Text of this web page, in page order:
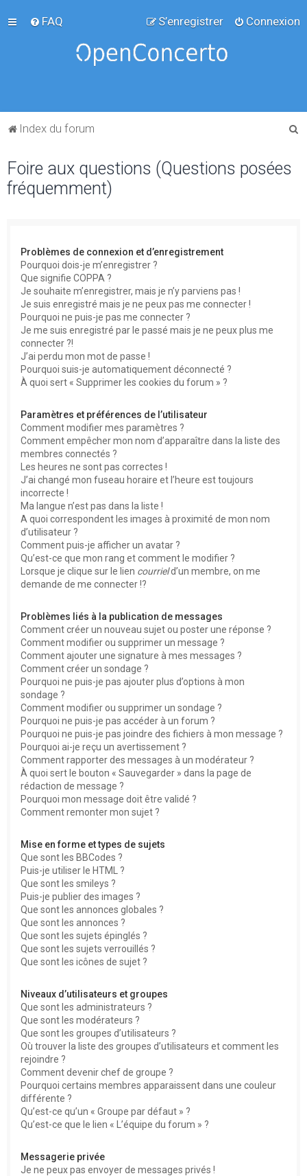
FAQ Connexion
S’enregistrer
Index du forum
Foire aux questions (Questions posées
fréquemment)
Problèmes de connexion et d’enregistrement
Pourquoi dois-je m’enregistrer ?
Que signifie COPPA ?
Je souhaite m’enregistrer, mais je n’y parviens pas !
Je suis enregistré mais je ne peux pas me connecter !
Pourquoi ne puis-je pas me connecter ?
Je me suis enregistré par le passé mais je ne peux plus me
connecter ?!
J’ai perdu mon mot de passe !
Pourquoi suis-je automatiquement déconnecté ?
À quoi sert « Supprimer les cookies du forum » ?
Paramètres et préférences de l’utilisateur
Comment modifier mes paramètres ?
Comment empêcher mon nom d’apparaître dans la liste des
membres connectés ?
Les heures ne sont pas correctes !
J’ai changé mon fuseau horaire et l’heure est toujours
incorrecte !
Ma langue n’est pas dans la liste !
A quoi correspondent les images à proximité de mon nom
d’utilisateur ?
Comment puis-je afficher un avatar ?
Qu’est-ce que mon rang et comment le modifier ?
Lorsque je clique sur le lien courrield’un membre, on me
demande de me connecter !?
Problèmes liés à la publication de messages
Comment créer un nouveau sujet ou poster une réponse ?
Comment modifier ou supprimer un message ?
Comment ajouter une signature à mes messages ?
Comment créer un sondage ?
Pourquoi ne puis-je pas ajouter plus d’options à mon
sondage ?
Comment modifier ou supprimer un sondage ?
Pourquoi ne puis-je pas accéder à un forum ?
Pourquoi ne puis-je pas joindre des fichiers à mon message ?
Pourquoi ai-je reçu un avertissement ?
Comment rapporter des messages à un modérateur ?
À quoi sert le bouton « Sauvegarder » dans la page de
rédaction de message ?
Pourquoi mon message doit être validé ?
Comment remonter mon sujet ?
Mise en forme et types de sujets
Que sont les BBCodes ?
Puis-je utiliser le HTML ?
Que sont les smileys ?
Puis-je publier des images ?
Que sont les annonces globales ?
Que sont les annonces ?
Que sont les sujets épinglés ?
Que sont les sujets verrouillés ?
Que sont les icônes de sujet ?
Niveaux d’utilisateurs et groupes
Que sont les administrateurs ?
Que sont les modérateurs ?
Que sont les groupes d’utilisateurs ?
Où trouver la liste des groupes d’utilisateurs et comment les
rejoindre ?
Comment devenir chef de groupe ?
Pourquoi certains membres apparaissent dans une couleur
différente ?
Qu’est-ce qu’un « Groupe par défaut » ?
Qu’est-ce que le lien « L’équipe du forum » ?
Messagerie privée
Je ne peux pas envoyer de messages privés !